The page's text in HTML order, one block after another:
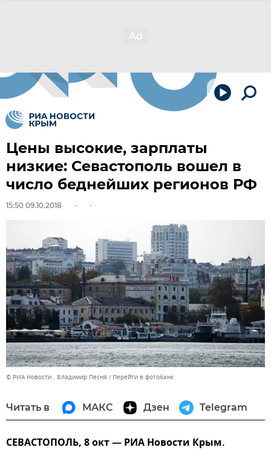
Цены высокие, зарплаты
низкие: Севастополь вошел в
число беднейших регионов РФ
15:50 09.10.2018
© РИА Новости . Владимир Песня Перейти в фотобанк
Читать в МАКС Дзен Telegram
СЕВАСТОПОЛЬ, 8 окт — РИА Новости Крым.